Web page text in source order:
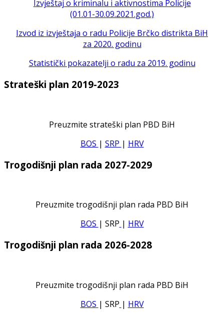
Izvještaj o kriminalu i aktivnostima Policije
(01.01-30.09.2021.god.)
Izvod iz izvještaja o radu Policije Brčko distrikta BiH
za 2020. godinu
Statistički pokazatelji o radu za 2019. godinu
Strateški plan 2019-2023
Preuzmite strateški plan PBD BiH
BOS | SRP | HRV
Trogodišnji plan rada 2027-2029
Preuzmite trogodišnji plan rada PBD BiH
BOS | SRP | HRV
Trogodišnji plan rada 2026-2028
Preuzmite trogodišnji plan rada PBD BiH
BOS | SRP | HRV